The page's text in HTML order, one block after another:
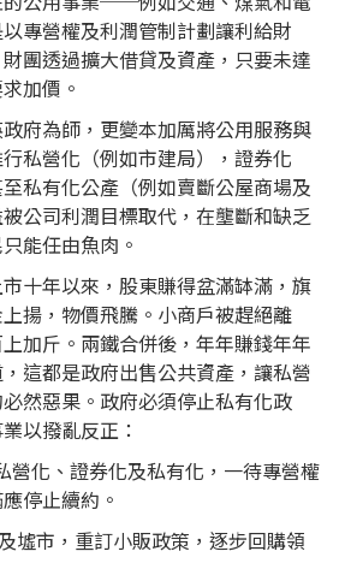
專營權及利潤管制計劃讓利給財
團透過擴大借貸及資產，只要未達
加價。
府為師，更變本加厲將公用服務與
私營化（例如市建局），證券化
至私有化公產（例如賣斷公屋商場及
公司利潤目標取代，在壟斷和缺乏
能任由魚肉。
十年以來，股東賺得盆滿缽滿，旗
揚，物價飛騰。小商戶被趕絕離
加斤。兩鐵合併後，年年賺錢年年
這都是政府出售公共資產，讓私營
然惡果。政府必須停止私有化政
以撥亂反正：
營化、證券化及私有化，一待專營權
停止續約。
墟市，重訂小販政策，逐步回購領